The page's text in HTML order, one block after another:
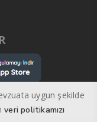
uygun şekilde
veri politikamızı